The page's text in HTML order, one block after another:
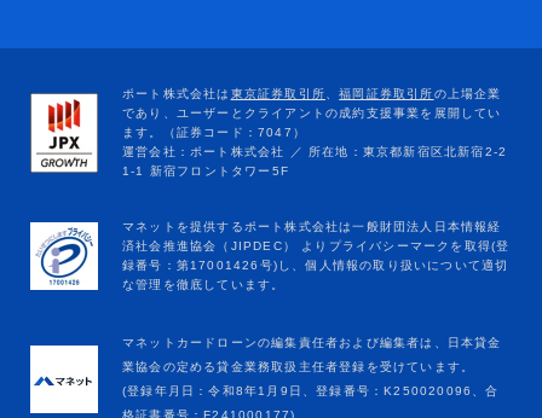
マネットカードローンの編集責任者および編集者は、日本貸金
業協会の定める貸金業務取扱主任者登録を受けています。
(登録年月日：令和8年1月9日、登録番号：K250020096、合
格証書番号：F241000177)